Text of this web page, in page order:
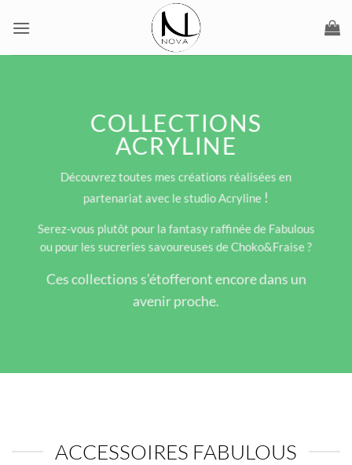
COLLECTIONS
ACRYLINE
Découvrez toutes mes créations réalisées en
partenariat avec le studio Acryline !
Serez-vous plutôt pour la fantasy raffinée de Fabulous
ou pour les sucreries savoureuses de Choko&Fraise ?
Ces collections s’étofferont encore dans un
avenir proche.
ACCESSOIRES FABULOUS